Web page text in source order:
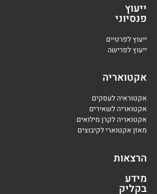
ייעוץ
פנסיוני
ייעוץ לפרטיים
ייעוץ לפרישה
אקטואריה
אקטוראיה לעסקים
אקטואריה לשאירים
אקטואריה לקרן מילואים
מאזן אקטוארי לקיבוצים
הרצאות
מידע
בקליק